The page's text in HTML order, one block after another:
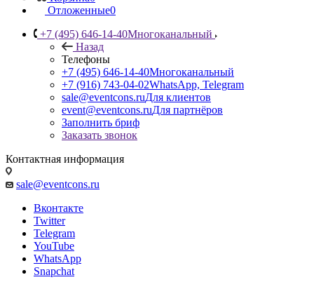
Отложенные0
+7 (495) 646-14-40Многоканальный
Назад
Телефоны
+7 (495) 646-14-40Многоканальный
+7 (916) 743-04-02WhatsApp, Telegram
sale@eventcons.ruДля клиентов
event@eventcons.ruДля партнёров
Заполнить бриф
Заказать звонок
Контактная информация
sale@eventcons.ru
Вконтакте
Twitter
Telegram
YouTube
WhatsApp
Snapchat